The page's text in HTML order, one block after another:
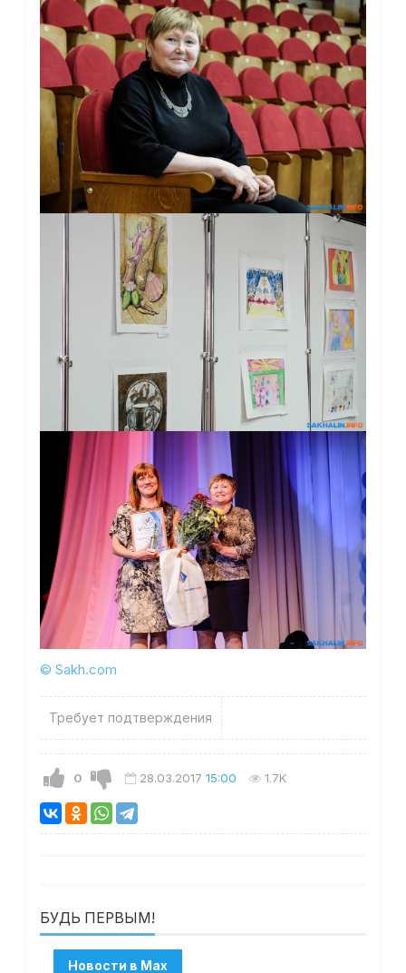
© Sakh.com
Требует подтверждения
0 28.03.2017 15:00 1.7K
БУДЬ ПЕРВЫМ!